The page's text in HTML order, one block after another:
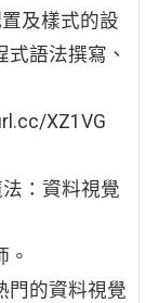
及樣式的設
語法撰寫、
XZ1VG
：資料視覺
。
門的資料視覺